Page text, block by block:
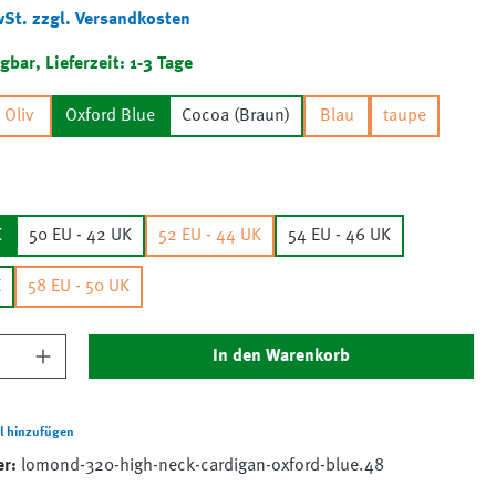
zzgl. Versandkosten
Lieferzeit: 1-3 Tage
Oliv Oxford Blue Cocoa (Braun) Blau taupe
50 EU - 42 UK 52 EU - 44 UK 54 EU - 46 UK
58 EU - 50 UK
Gib den gewünschten Wert ein
In den Warenkorb
hinzufügen
lomond-320-high-neck-cardigan-oxford-blue.48